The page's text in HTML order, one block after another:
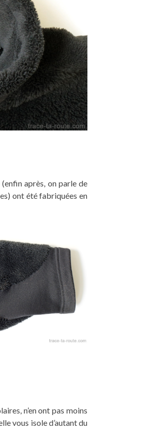
après, on parle de
ont été fabriquées en
n’en ont pas moins
vous isole d’autant du